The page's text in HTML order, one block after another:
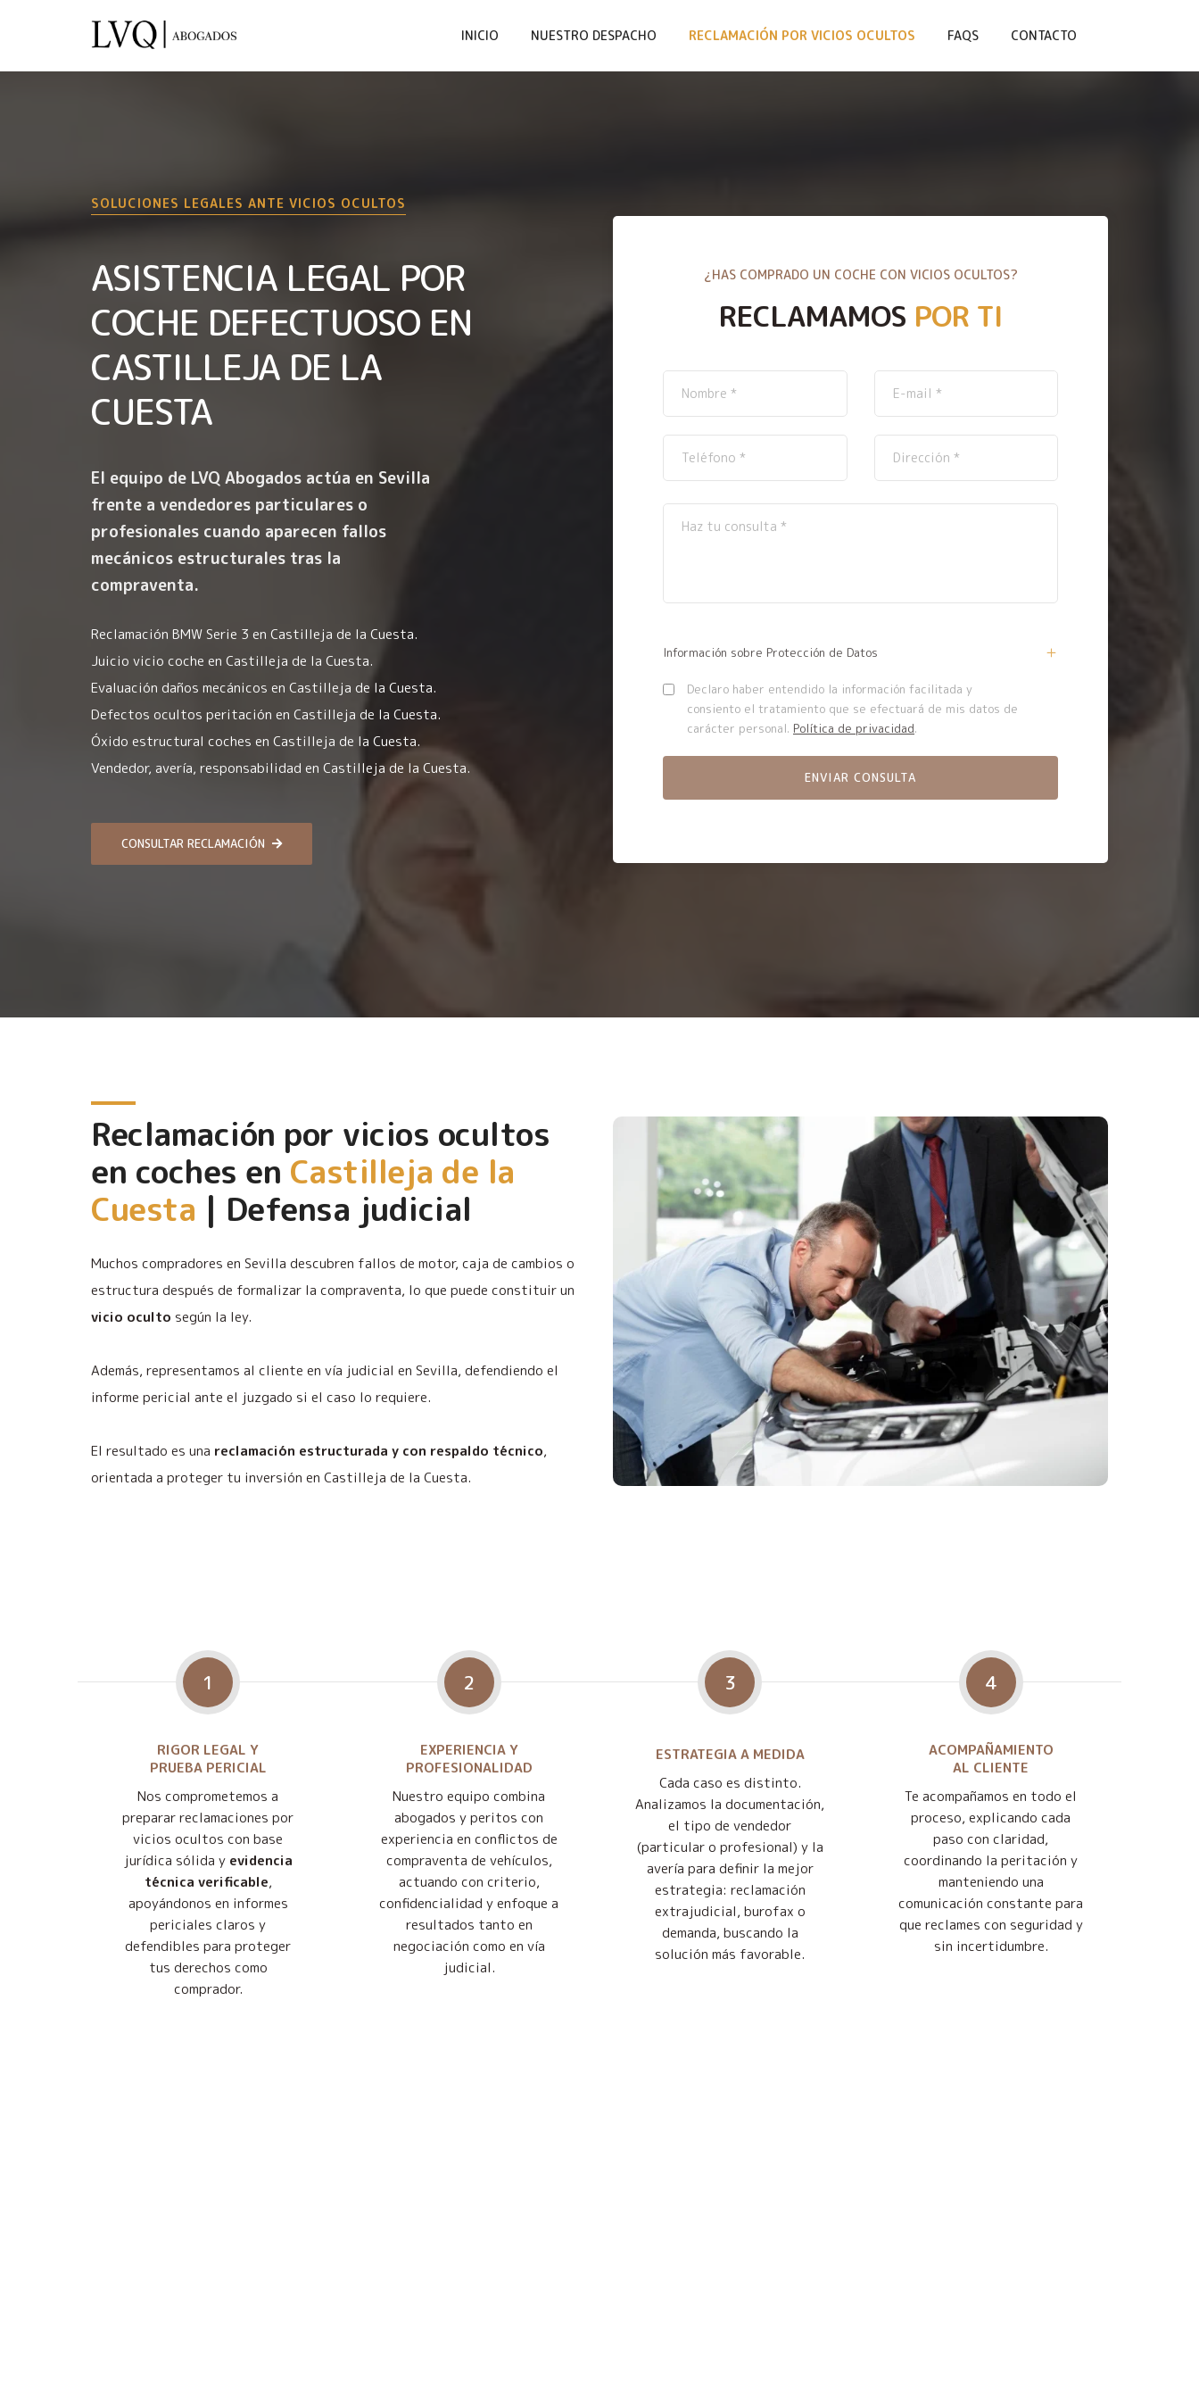
INICIO NUESTRO DESPACHO RECLAMACIÓN POR VICIOS OCULTOS FAQS CONTACTO
SOLUCIONES LEGALES ANTE VICIOS OCULTOS
ASISTENCIA LEGAL POR
COCHE DEFECTUOSO EN
CASTILLEJA DE LA
CUESTA
El equipo de LVQ Abogados actúa en Sevilla
frente a vendedores particulares o
profesionales cuando aparecen fallos
mecánicos estructurales tras la
compraventa.
Reclamación BMW Serie 3 en Castilleja de la Cuesta.
Juicio vicio coche en Castilleja de la Cuesta.
Evaluación daños mecánicos en Castilleja de la Cuesta.
Defectos ocultos peritación en Castilleja de la Cuesta.
Óxido estructural coches en Castilleja de la Cuesta.
Vendedor, avería, responsabilidad en Castilleja de la Cuesta.
CONSULTAR RECLAMACIÓN
¿HAS COMPRADO UN COCHE CON VICIOS OCULTOS?
RECLAMAMOS POR TI
Información sobre Protección de Datos
Declaro haber entendido la información facilitada y
consiento el tratamiento que se efectuará de mis datos de
carácter personal. Política de privacidad.
Reclamación por vicios ocultos
en coches en Castilleja de la
Cuesta | Defensa judicial
Muchos compradores en Sevilla descubren fallos de motor, caja de cambios o
estructura después de formalizar la compraventa, lo que puede constituir un
vicio oculto según la ley.
Además, representamos al cliente en vía judicial en Sevilla, defendiendo el
informe pericial ante el juzgado si el caso lo requiere.
El resultado es una reclamación estructurada y con respaldo técnico,
orientada a proteger tu inversión en Castilleja de la Cuesta.
1
RIGOR LEGAL Y
PRUEBA PERICIAL
Nos comprometemos a
preparar reclamaciones por
vicios ocultos con base
jurídica sólida y evidencia
técnica verificable,
apoyándonos en informes
periciales claros y
defendibles para proteger
tus derechos como
comprador.
2
EXPERIENCIA Y
PROFESIONALIDAD
Nuestro equipo combina
abogados y peritos con
experiencia en conflictos de
compraventa de vehículos,
actuando con criterio,
confidencialidad y enfoque a
resultados tanto en
negociación como en vía
judicial.
3
ESTRATEGIA A MEDIDA
Cada caso es distinto.
Analizamos la documentación,
el tipo de vendedor
(particular o profesional) y la
avería para definir la mejor
estrategia: reclamación
extrajudicial, burofax o
demanda, buscando la
solución más favorable.
4
ACOMPAÑAMIENTO
AL CLIENTE
Te acompañamos en todo el
proceso, explicando cada
paso con claridad,
coordinando la peritación y
manteniendo una
comunicación constante para
que reclames con seguridad y
sin incertidumbre.